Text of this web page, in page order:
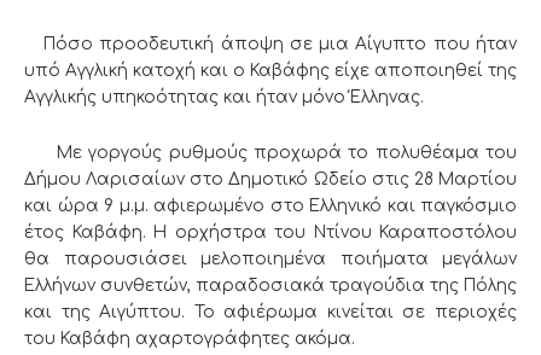
Πόσο προοδευτική άποψη σε μια Αίγυπτο που ήταν
υπό Αγγλική κατοχή και ο Καβάφης είχε αποποιηθεί της
Αγγλικής υπηκοότητας και ήταν μόνο Έλληνας.
Με γοργούς ρυθμούς προχωρά το πολυθέαμα του
Δήμου Λαρισαίων στο Δημοτικό Ωδείο στις 28 Μαρτίου
και ώρα 9 μ.μ. αφιερωμένο στο Ελληνικό και παγκόσμιο
έτος Καβάφη. Η ορχήστρα του Ντίνου Καραποστόλου
θα παρουσιάσει μελοποιημένα ποιήματα μεγάλων
Ελλήνων συνθετών, παραδοσιακά τραγούδια της Πόλης
και της Αιγύπτου. Το αφιέρωμα κινείται σε περιοχές
του Καβάφη αχαρτογράφητες ακόμα.